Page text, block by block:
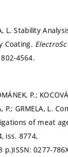
L. Stability
Coating.
4564.
P.;
P.; GRMELA, L.
of meat
iss. 8774,
p.)ISSN: 0277-